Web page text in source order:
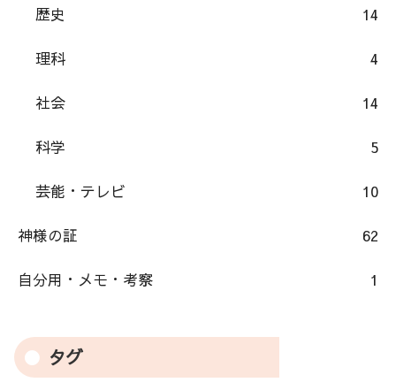
歴史 14
理科 4
社会 14
科学 5
芸能・テレビ 10
神様の証 62
自分用・メモ・考察 1
タグ